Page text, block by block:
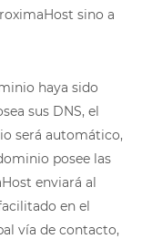
sino a
haya sido
sus DNS, el
será automático,
posee las
enviará al
en el
vía de contacto,